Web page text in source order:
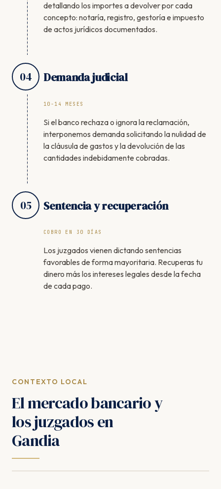
detallando los importes a devolver por cada
concepto: notaría, registro, gestoría e impuesto
de actos jurídicos documentados.
04 Demanda judicial
10-14 MESES
Si el banco rechaza o ignora la reclamación,
interponemos demanda solicitando la nulidad de
la cláusula de gastos y la devolución de las
cantidades indebidamente cobradas.
05 Sentencia y recuperación
COBRO EN 30 DÍAS
Los juzgados vienen dictando sentencias
favorables de forma mayoritaria. Recuperas tu
dinero más los intereses legales desde la fecha
de cada pago.
CONTEXTO LOCAL
El mercado bancario y
los juzgados en
Gandia